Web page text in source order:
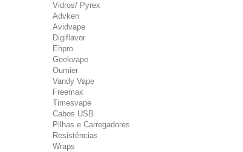
Vidros/ Pyrex
Advken
Avidvape
Digiflavor
Ehpro
Geekvape
Oumier
Vandy Vape
Freemax
Timesvape
Cabos USB
Pilhas e Carregadores
Resistências
Wraps